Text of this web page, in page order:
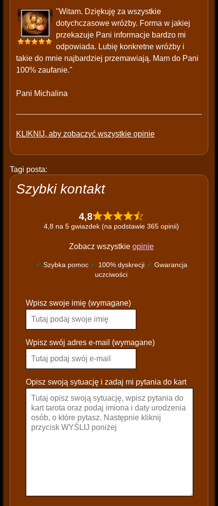
"Witam. Dziękuję za wszystkie
dotychczasowe wróżby. Forma w jakiej
przekazuje Pani informacje bardzo mi
odpowiada. Lubię konkretne wróżby i
takie do mnie najbardziej przemawiają. Mam do Pani
100% zaufanie."
Pani Michalina
KLIKNIJ, aby zobaczyć wszystkie opinie
Tagi posta:
Szybki kontakt
4,8
4,8 na 5 gwiazdek (na podstawie 365 opinii)
Zobacz wszystkie opinie
✔ Szybka pomoc ✔ 100% dyskrecji ✔ Gwarancja
uczciwości
l
a
s
e
a
e
Wpisz swoje imię (wymagane)
Wpisz swój adres e-mail (wymagane)
Opisz swoją sytuację i zadaj mi pytania do kart